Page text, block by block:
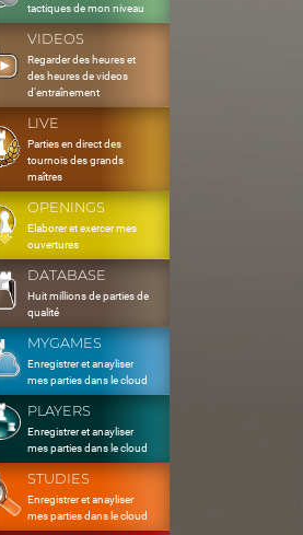
tactiques de mon niveau
VIDEOS
Regarder des heures et
des heures de videos
d'entraînement
LIVE
Parties en direct des
tournois des grands
maîtres
OPENINGS
Elaborer et exercer mes
ouvertures
DATABASE
Huit millions de parties de
qualité
MYGAMES
Enregistrer et anayliser
mes parties dans le cloud
PLAYERS
Enregistrer et anayliser
mes parties dans le cloud
STUDIES
Enregistrer et anayliser
mes parties dans le cloud